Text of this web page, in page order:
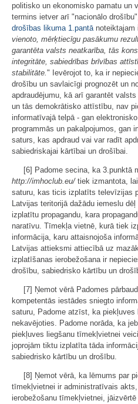
politisko un ekonomisko pamatu un
termins ietver arī "nacionālo
drošības likuma 1.pantānoteiktajam
vienoto, mērķtiecīgu pasākumu
garantēta valsts neatkarība, tās
integritāte, sabiedrības brīvības
stabilitāte." Ievērojot to, ka ir
drošību un savlaicīgi prognozēt un
apdraudējumu, kā arī garantēt
un tās demokrātisko attīstību, nav
informatīvajā telpā - gan
programmās un pakalpojumos, gan
saturs, kas apdraud vai var radīt
sabiedriskajai kārtībai un drošībai.
[6] Padome secina, ka 3.punktā
http://imhoclub.eu/tiek izmantota,
saturu, kas ticis izplatīts televīzijas
Latvijas teritorijā dažādu iemeslu
izplatītu propagandu, kara
naratīvu. Tīmekļa vietnē, kurā tiek
informācija, karu attaisnojoša
Latvijas attieksmi attiecībā uz
izplatīšanas ierobežošana ir
drošību, sabiedrisko kārtību un
[7] Ņemot vērā Padomes
kompetentās iestādes sniegto
saturu, Padome atzīst, ka
nekavējoties. Padome norāda, ka
piekļuves liegšanu tīmekļvietnei
joprojām tiktu izplatīta tāda
sabiedrisko kārtību un drošību.
[8] Ņemot vērā, ka lēmums par
tīmekļvietnei ir administratīvais
ierobežošanu tīmekļvietnei,